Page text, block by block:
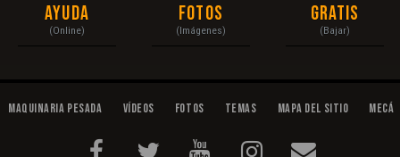
Ayuda
(Online)
Fotos
(Imágenes)
Gratis
(Bajar)
Maquinaria Pesada Vídeos Fotos Temas Mapa del Sitio